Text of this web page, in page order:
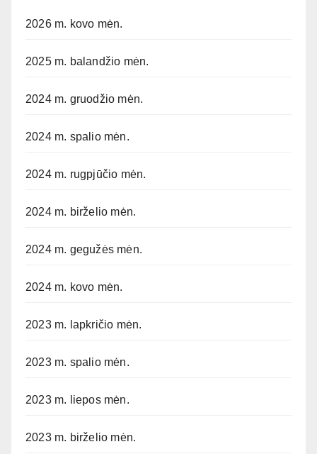
2026 m. kovo mėn.
2025 m. balandžio mėn.
2024 m. gruodžio mėn.
2024 m. spalio mėn.
2024 m. rugpjūčio mėn.
2024 m. birželio mėn.
2024 m. gegužės mėn.
2024 m. kovo mėn.
2023 m. lapkričio mėn.
2023 m. spalio mėn.
2023 m. liepos mėn.
2023 m. birželio mėn.